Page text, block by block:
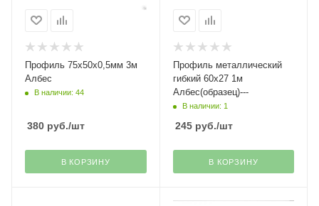
Профиль 75х50х0,5мм 3м
Албес
В наличии: 44
380 руб./шт
В КОРЗИНУ
Профиль металлический
гибкий 60х27 1м
Албес(образец)---
В наличии: 1
245руб./шт
В КОРЗИНУ